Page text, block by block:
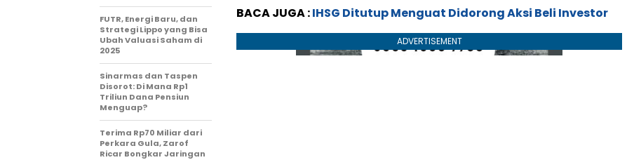
BACA JUGA :IHSG Ditutup Menguat Didorong Aksi Beli Investor
ADVERTISEMENT
FUTR, Energi Baru, dan
Strategi Lippo yang Bisa
Ubah Valuasi Saham di
2025
Sinarmas dan Taspen
Disorot: Di Mana Rp1
Triliun Dana Pensiun
Menguap?
Terima Rp70 Miliar dari
Perkara Gula, Zarof
Ricar Bongkar Jaringan